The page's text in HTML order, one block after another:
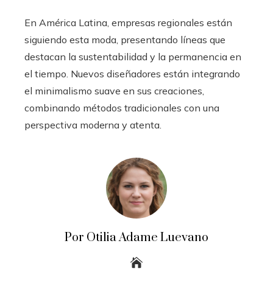
En América Latina, empresas regionales están
siguiendo esta moda, presentando líneas que
destacan la sustentabilidad y la permanencia en
el tiempo. Nuevos diseñadores están integrando
el minimalismo suave en sus creaciones,
combinando métodos tradicionales con una
perspectiva moderna y atenta.
Por Otilia Adame Luevano